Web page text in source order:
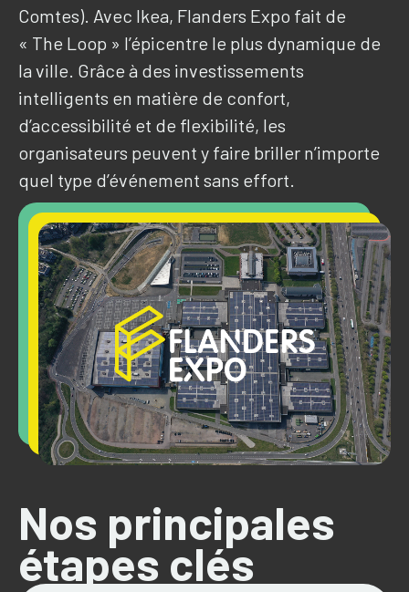
Comtes). Avec Ikea, Flanders Expo fait de
« The Loop » l’épicentre le plus dynamique de
la ville. Grâce à des investissements
intelligents en matière de confort,
d’accessibilité et de flexibilité, les
organisateurs peuvent y faire briller n’importe
quel type d’événement sans effort.
Nos principales
étapes clés